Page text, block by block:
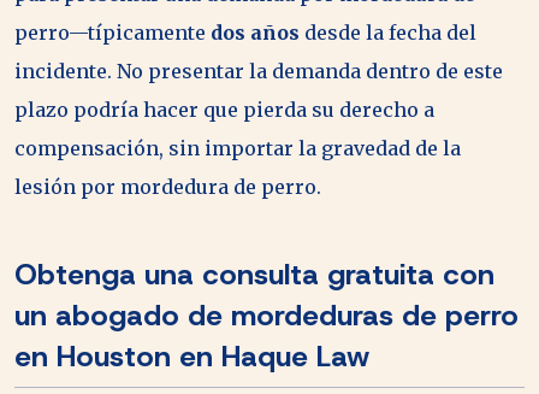
perro—típicamente dos años desde la fecha del
incidente. No presentar la demanda dentro de este
plazo podría hacer que pierda su derecho a
compensación, sin importar la gravedad de la
lesión por mordedura de perro.
Obtenga una consulta gratuita con
un abogado de mordeduras de perro
en Houston en Haque Law